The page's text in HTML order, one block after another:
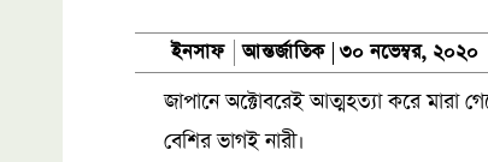
ইনসাফ আন্তর্জাতিক ৩০ নভেম্বর, ২০২০
জাপানে অক্টোবরেই আত্মহত্যা করে মারা
বেশির ভাগই নারী।